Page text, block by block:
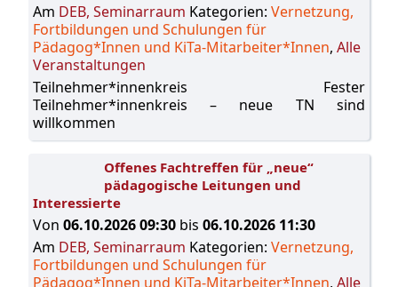
Am DEB, Seminarraum Kategorien: Vernetzung,
Fortbildungen und Schulungen für
Pädagog*Innen und KiTa-Mitarbeiter*Innen, Alle
Veranstaltungen
Teilnehmer*innenkreis Fester
Teilnehmer*innenkreis – neue TN sind
willkommen
Offenes Fachtreffen für „neue“
pädagogische Leitungen und
Interessierte
Von 06.10.2026 09:30 bis 06.10.2026 11:30
Am DEB, Seminarraum Kategorien: Vernetzung,
Fortbildungen und Schulungen für
Pädagog*Innen und KiTa-Mitarbeiter*Innen, Alle